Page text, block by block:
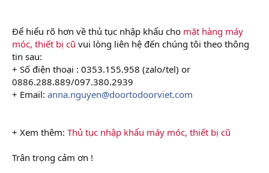
Để hiểu rõ hơn về thủ tục nhập khẩu cho mặt hàng máy
móc, thiết bị cũ vui lòng liên hệ đến chúng tôi theo thông
tin sau:
+ Số điện thoại : 0353.155.958 (zalo/tel) or
0886.288.889/097.380.2939
+ Email: anna.nguyen@doortodoorviet.com
+ Xem thêm: Thủ tục nhập khẩu máy móc, thiết bị cũ
Trân trọng cảm ơn !